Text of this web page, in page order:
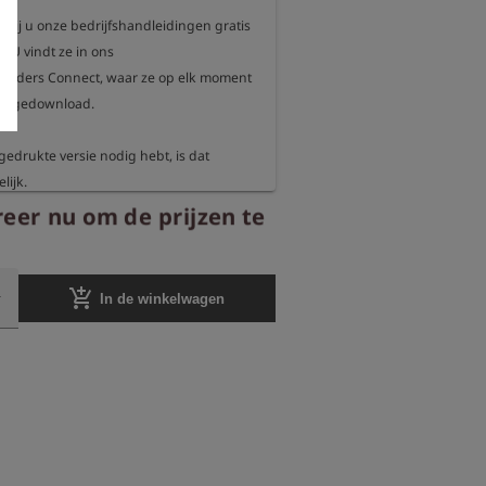
wij u onze bedrijfshandleidingen gratis
U vindt ze in ons
Esders Connect, waar ze op elk moment
gedownload.
versie nodig hebt, is dat
% van de opbrengst van de geprinte
aan een goed doel,
informeren wij u elk jaar voor welk
nu om de prijzen te
add_shopping_cart In de winkelwagen